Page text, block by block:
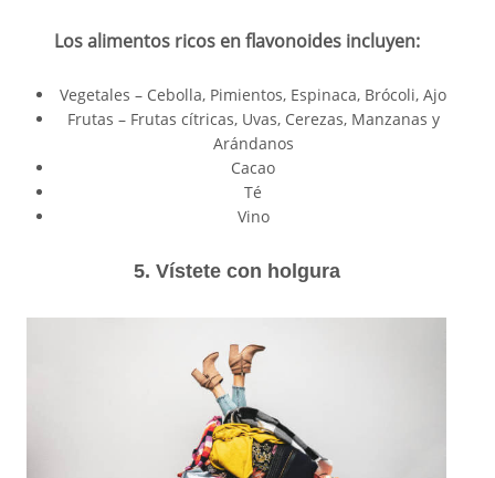
Los alimentos ricos en flavonoides incluyen:
Vegetales – Cebolla, Pimientos, Espinaca, Brócoli, Ajo
Frutas – Frutas cítricas, Uvas, Cerezas, Manzanas y
Arándanos
Cacao
Té
Vino
5. Vístete con holgura